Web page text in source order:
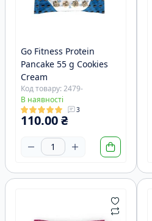
Go Fitness Protein
Pancake 55 g Cookies
Cream
Код товару: 2479-
В наявності
3
110.00 ₴